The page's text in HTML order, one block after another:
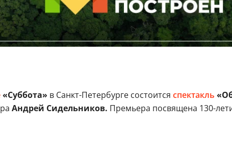
«Суббота» в Санкт-Петербурге состоится спектакль
Андрей Сидельников. Премьера посвящена 130-